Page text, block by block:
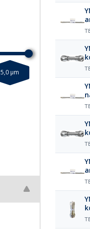
5,0 µm